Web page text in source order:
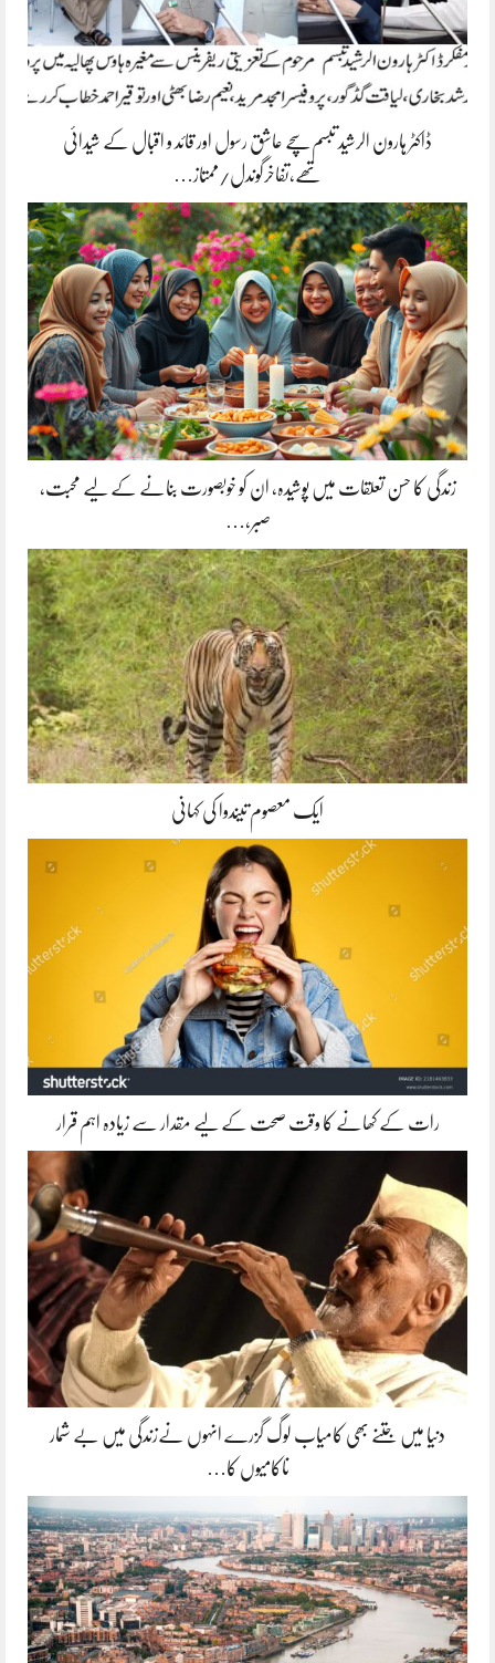
ڈاکٹر ہارون الرشید تبسم سچے عاشق رسول اور قائد و اقبال کے شیدائی
تھے،تفاخرگوندل/ممتاز…
زندگی کا حسن تعلقات میں پوشیدہ, ان کو خوبصورت بنانے کے لیے محبت،
صبر،…
ایک معصوم تیندوا کی کہانی
رات کے کھانے کا وقت صحت کے لیے مقدار سے زیادہ اہم قرار
دنیا میں جتنے بھی کامیاب لوگ گزرے انہوں نےزندگی میں بے شمار
ناکامیوں کا…